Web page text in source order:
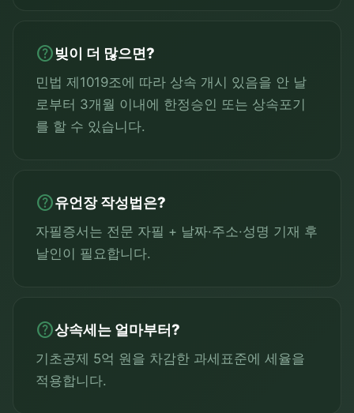
help빚이 더 많으면?
민법 제1019조에 따라 상속 개시 있음을 안 날
로부터 3개월 이내에 한정승인 또는 상속포기
를 할 수 있습니다.
help유언장 작성법은?
자필증서는 전문 자필 + 날짜·주소·성명 기재 후
날인이 필요합니다.
help상속세는 얼마부터?
기초공제 5억 원을 차감한 과세표준에 세율을
적용합니다.